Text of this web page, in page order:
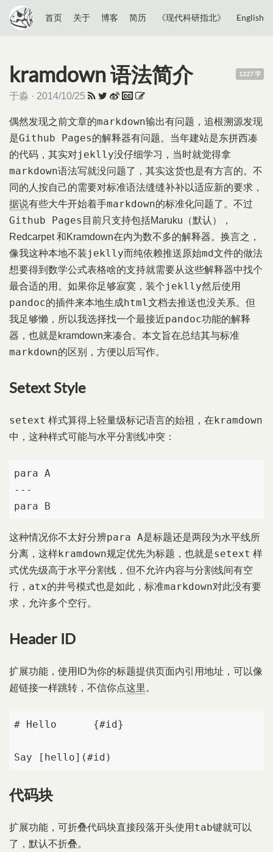
首页 关于 博客 简历 《现代科研指北》 English
1227 字
kramdown 语法简介
于淼 · 2014/10/25
偶然发现之前文章的markdown输出有问题，追根溯源发现
是Github Pages的解释器有问题。当年建站是东拼西凑
的代码，其实对jeklly没仔细学习，当时就觉得拿
markdown语法写就没问题了，其实这货也是有方言的。不
同的人按自己的需要对标准语法缝缝补补以适应新的要求，
据说有些大牛开始着手markdown的标准化问题了。不过
Github Pages 目前只支持包括Maruku（默认），
Redcarpet 和Kramdown在内为数不多的解释器。换言之，
像我这种本地不装jeklly而纯依赖推送原始md文件的做法
想要得到数学公式表格啥的支持就需要从这些解释器中找个
最合适的用。如果你足够寂寞，装个jeklly然后使用
pandoc的插件来本地生成html文档去推送也没关系。但
我足够懒，所以我选择找一个最接近pandoc功能的解释
器，也就是kramdown来凑合。本文旨在总结其与标准
markdown的区别，方便以后写作。
Setext Style
setext 样式算得上轻量级标记语言的始祖，在kramdown
中，这种样式可能与水平分割线冲突：
para A
---
para B
这种情况你不太好分辨para A是标题还是两段为水平线所
分离，这样kramdown规定优先为标题，也就是setext 样
式优先级高于水平分割线，但不允许内容与分割线间有空
行， atx的井号模式也是如此，标准markdown对此没有要
求，允许多个空行。
Header ID
扩展功能，使用ID为你的标题提供页面内引用地址，可以像
超链接一样跳转，不信你点这里 。
# Hello      {#id}
Say [hello](#id)
代码块
扩展功能，可折叠代码块直接段落开头使用 tab键就可以
了，默认不折叠。